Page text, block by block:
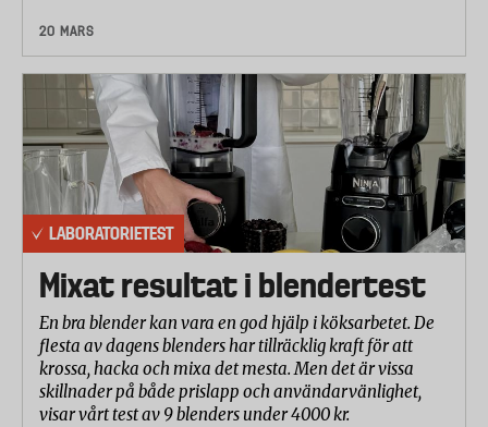
20 MARS
LABORATORIETEST
Mixat resultat i blendertest
En bra blender kan vara en god hjälp i köksarbetet. De
flesta av dagens blenders har tillräcklig kraft för att
krossa, hacka och mixa det mesta. Men det är vissa
skillnader på både prislapp och användarvänlighet,
visar vårt test av 9 blenders under 4000 kr.